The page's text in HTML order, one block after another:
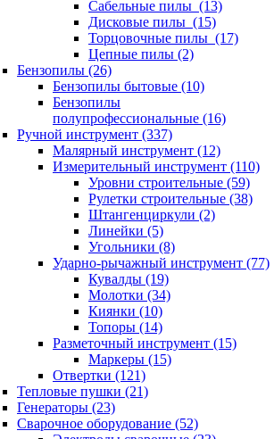
Сабельные пилы (13)
Дисковые пилы (15)
Торцовочные пилы (17)
Цепные пилы (2)
Бензопилы (26)
Бензопилы бытовые (10)
Бензопилы
полупрофессиональные (16)
Ручной инструмент (337)
Малярный инструмент (12)
Измерительный инструмент (110)
Уровни строительные (59)
Рулетки строительные (38)
Штангенциркули (2)
Линейки (5)
Угольники (8)
Ударно-рычажный инструмент (77)
Кувалды (19)
Молотки (34)
Киянки (10)
Топоры (14)
Разметочный инструмент (15)
Маркеры (15)
Отвертки (121)
Тепловые пушки (21)
Генераторы (23)
Сварочное оборудование (52)